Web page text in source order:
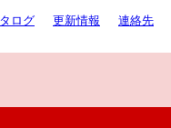
ログ 更新情報 連絡先